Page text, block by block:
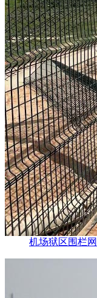
机场狱区围栏网